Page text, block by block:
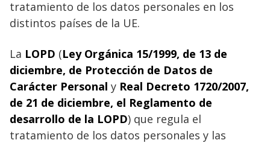
tratamiento de los datos personales en los
distintos países de la UE.
La LOPD (Ley Orgánica 15/1999, de 13 de
diciembre, de Protección de Datos de
Carácter Personal y Real Decreto 1720/2007,
de 21 de diciembre, el Reglamento de
desarrollo de la LOPD) que regula el
tratamiento de los datos personales y las